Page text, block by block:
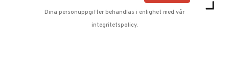
Dina personuppgifter behandlas i enlighet med vår
integritetspolicy.